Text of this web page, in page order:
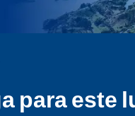
para este